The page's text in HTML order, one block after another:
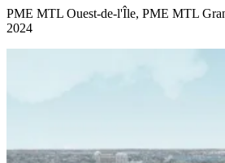
PME MTL Ouest-de-l'Île, PME MTL
2024